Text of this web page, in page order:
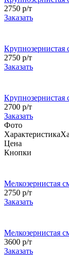
2750 р/т
Заказать
Крупнозернистая
2750 р/т
Заказать
Крупнозернистая
2700 р/т
Заказать
Фото
Характеристика
Цена
Кнопки
Мелкозернистая
2750 р/т
Заказать
Мелкозернистая
3600 р/т
Заказать